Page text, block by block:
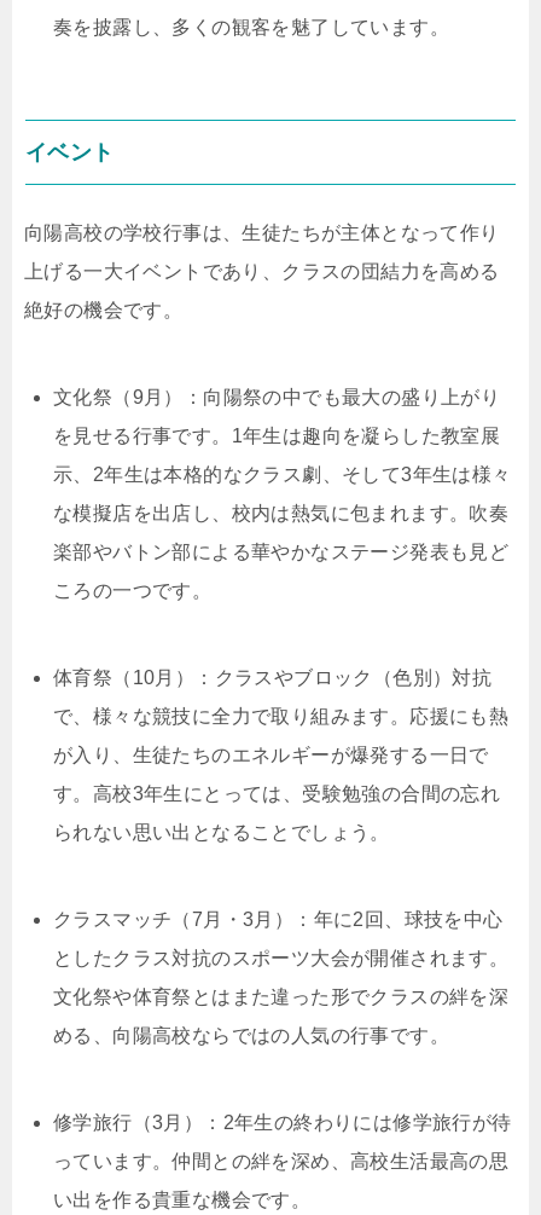
奏を披露し、多くの観客を魅了しています。
イベント
向陽高校の学校行事は、生徒たちが主体となって作り
上げる一大イベントであり、クラスの団結力を高める
絶好の機会です。
文化祭（9月）：向陽祭の中でも最大の盛り上がり
を見せる行事です。1年生は趣向を凝らした教室展
示、2年生は本格的なクラス劇、そして3年生は様々
な模擬店を出店し、校内は熱気に包まれます。吹奏
楽部やバトン部による華やかなステージ発表も見ど
ころの一つです。
体育祭（10月）：クラスやブロック（色別）対抗
で、様々な競技に全力で取り組みます。応援にも熱
が入り、生徒たちのエネルギーが爆発する一日で
す。高校3年生にとっては、受験勉強の合間の忘れ
られない思い出となることでしょう。
クラスマッチ（7月・3月）：年に2回、球技を中心
としたクラス対抗のスポーツ大会が開催されます。
文化祭や体育祭とはまた違った形でクラスの絆を深
める、向陽高校ならではの人気の行事です。
修学旅行（3月）：2年生の終わりには修学旅行が待
っています。仲間との絆を深め、高校生活最高の思
い出を作る貴重な機会です。